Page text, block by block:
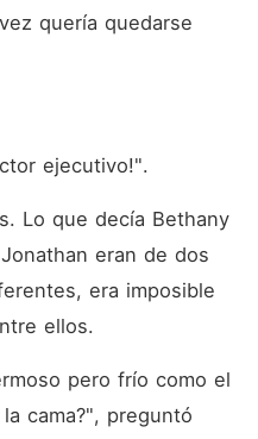
quería quedarse
ejecutivo!".
Lo que decía Bethany
eran de dos
era imposible
ellos.
pero frío como el
cama?", preguntó